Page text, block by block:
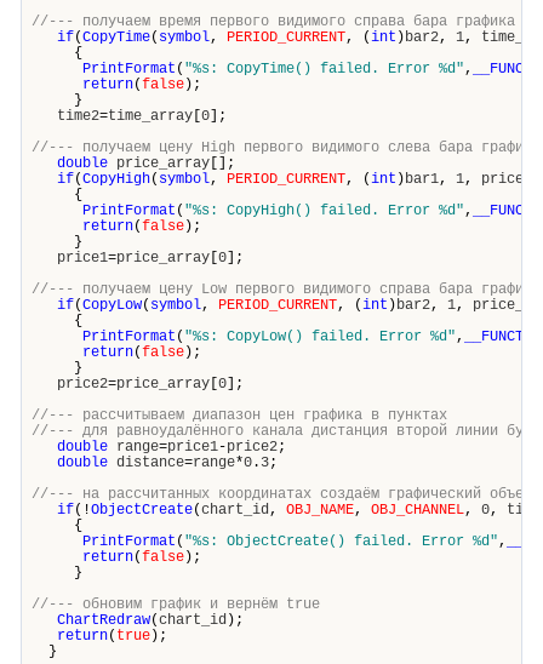
//--- получаем время первого видимого справа бара графика
if(CopyTime( symbol, PERIOD_CURRENT, (int )bar2, 1,
{
PrintFormat ( "%s: CopyTime() failed. Error %d",
return(false );
}
time2=time_array 0 ];
//--- получаем цену High первого видимого слева бара графика
double price_array [];
if(CopyHigh( symbol, PERIOD_CURRENT, (int )bar1, 1,
{
PrintFormat ( "%s: CopyHigh() failed. Error %d",
return(false );
}
price1=price_array 0 ];
//--- получаем цену Low первого видимого справа бара графика
if(CopyLow( symbol, PERIOD_CURRENT, (int )bar2, 1,
{
PrintFormat ( "%s: CopyLow() failed. Error %d",
return(false );
}
price2=price_array 0 ];
//--- рассчитываем диапазон цен графика в пунктах
//--- для равноудалённого канала дистанция второй линии
double range=price1-price2;
double distance=range*0. 3;
//--- на рассчитанных координатах создаём графический
if(!ObjectCreate(chart_id, OBJ_NAME, OBJ_CHANNEL, 0,
{
PrintFormat ( "%s: ObjectCreate() failed. Error %d",
return(false );
}
//--- обновим график и вернём true
ChartRedraw(chart_id );
return( true );
}